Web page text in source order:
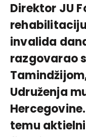
Direktor JU
invalida
razgovarao
Udruženja
temu